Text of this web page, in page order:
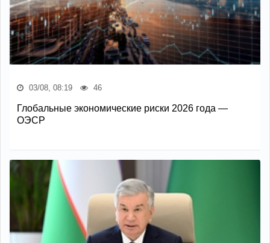
03/08, 08:19 46
Глобальные экономические риски 2026 года —
ОЭСР